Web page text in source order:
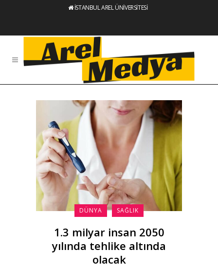
İSTANBUL AREL ÜNİVERSİTESİ
DÜNYA SAĞLIK
1.3 milyar insan 2050
yılında tehlike altında
olacak